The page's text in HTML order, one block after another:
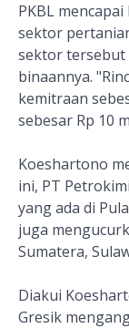
PKBL
sektor
sektor tersebut
binaannya.
kemitraan
sebesar Rp 10
Koeshartono
ini, PT
yang ada di
juga
Sumatera,
Diakui
Gresik